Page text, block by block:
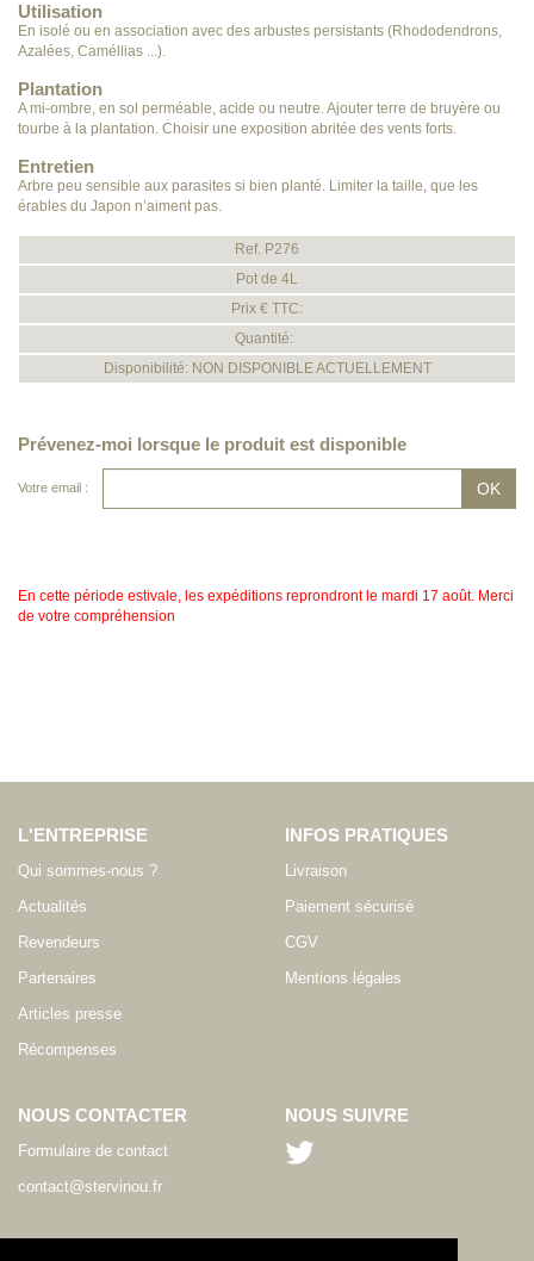
Utilisation
En isolé ou en association avec des arbustes persistants (Rhododendrons,
Azalées, Caméllias ...).
Plantation
A mi-ombre, en sol perméable, acide ou neutre. Ajouter terre de bruyère ou
tourbe à la plantation. Choisir une exposition abritée des vents forts.
Entretien
Arbre peu sensible aux parasites si bien planté. Limiter la taille, que les
érables du Japon n’aiment pas.
Ref. P276
Pot de 4L
Prix € TTC:
Quantité:
Disponibilité: NON DISPONIBLE ACTUELLEMENT
Prévenez-moi lorsque le produit est disponible
Votre email :
En cette période estivale, les expéditions reprondront le mardi 17 août. Merci
de votre compréhension
L'ENTREPRISE
Qui sommes-nous ?
Actualités
Revendeurs
Partenaires
Articles presse
Récompenses
INFOS PRATIQUES
Livraison
Paiement sécurisé
CGV
Mentions légales
NOUS CONTACTER
Formulaire de contact
contact@stervinou.fr
NOUS SUIVRE